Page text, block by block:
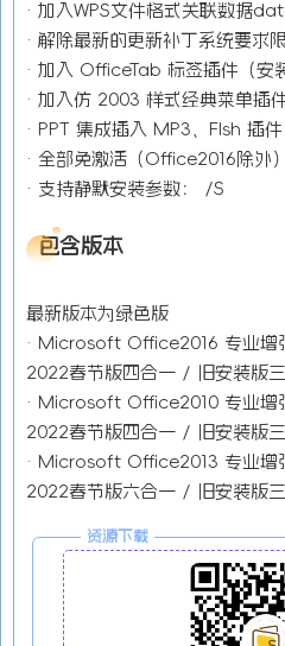
· 加入WPS文件格式关联数据
· 解除最新的更新补丁系统要求
· 加入 OfficeTab 标签插件（安
· 加入仿 2003 样式经典菜单插
· PPT 集成插入 MP3、Flsh 插件
· 全部免激活（Office2016除外）
· 支持静默安装参数： /S
包含版本
最新版本为绿色版
· Microsoft Office2016 专业增
2022春节版四合一 / 旧安装版
· Microsoft Office2010 专业增
2022春节版四合一 / 旧安装版
· Microsoft Office2013 专业增
2022春节版六合一 / 旧安装版
资源下载